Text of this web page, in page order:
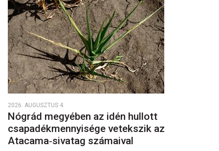
2026. AUGUSZTUS 4.
Nógrád megyében az idén hullott
csapadékmennyisége vetekszik az
Atacama‑sivatag számaival